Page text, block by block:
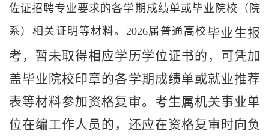
佐证招聘专业要求的各学期成绩单或毕业院校（院
系）相关证明等材料。 2026届普通高校 毕业生报
考，暂未取得相应学历学位证书的，可凭加
盖毕业院校印章的各学期成绩单或就业推荐
表等材料参加资格复审。考生属机关事业单
位在编工作人员的，还应在资格复审时向负